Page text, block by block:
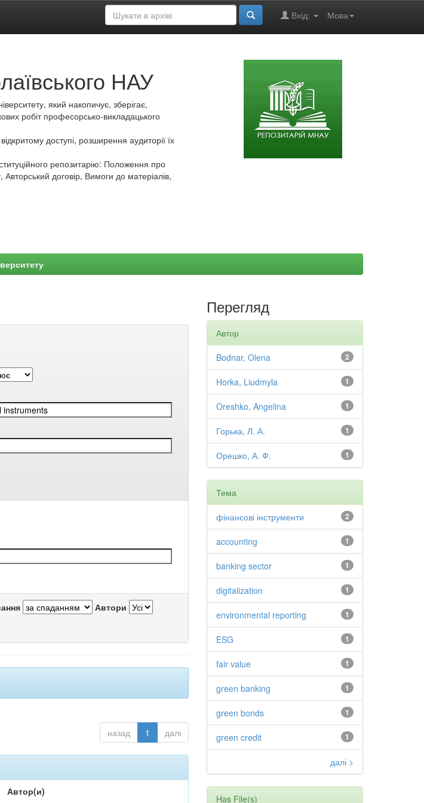
Мова
Вхід:
НАУ
який накопичує, зберігає,
робіт професорсько-викладацького
доступі, розширення аудиторії їх
репозитарію: Положення про
Авторський договір, Вимоги до матеріалів,
Автори
назад 1 далі
Автор(и)
Перегляд
Автор
2
Bodnar, Olena
1
Horka, Liudmyla
1
Oreshko, Angelina
1
Горька, Л. А.
1
Орешко, А. Ф.
Тема
2
фінансові інструменти
1
accounting
1
banking sector
1
digitalization
1
environmental reporting
1
ESG
1
fair value
1
green banking
1
green bonds
1
green credit
далі >
Has File(s)